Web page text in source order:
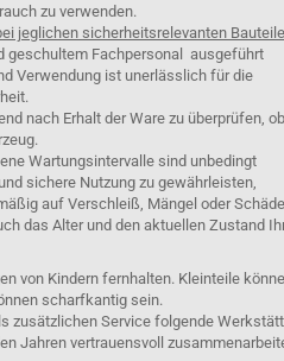
zu verwenden.
jeglichen sicherheitsrelevanten
geschultem Fachpersonal ausgeführt
Verwendung ist unerlässlich für die
nach Erhalt der Ware zu überprüfen, ob
Wartungsintervalle sind unbedingt
sichere Nutzung zu gewährleisten,
auf Verschleiß, Mängel oder
das Alter und den aktuellen Zustand
von Kindern fernhalten. Kleinteile
scharfkantig sein.
zusätzlichen Service folgende
Jahren vertrauensvoll